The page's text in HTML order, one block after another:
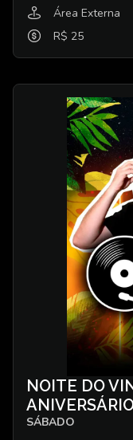
Área Externa
R$ 25
NOITE DO
SÁBADO